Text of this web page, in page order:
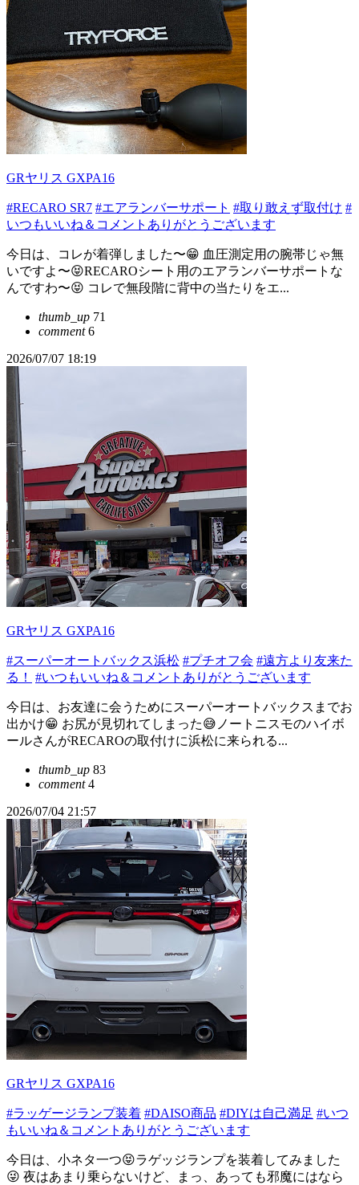
GRヤリス GXPA16
#RECARO SR7 #エアランバーサポート #取り敢えず取付け #
いつもいいね＆コメントありがとうございます
今日は、コレが着弾しました〜😁 血圧測定用の腕帯じゃ無
いですよ〜😝RECAROシート用のエアランバーサポートな
んですわ〜😝 コレで無段階に背中の当たりをエ...
thumb_up 71
comment6
2026/07/07 18:19
GRヤリス GXPA16
#スーパーオートバックス浜松 #プチオフ会 #遠方より友来た
る！
#いつもいいね＆コメントありがとうございます
今日は、お友達に会うためにスーパーオートバックスまでお
出かけ😁 お尻が見切れてしまった😅ノートニスモのハイボ
ールさんがRECAROの取付けに浜松に来られる...
thumb_up 83
comment4
2026/07/04 21:57
GRヤリス GXPA16
#ラッゲージランプ装着 #DAISO商品 #DIYは自己満足 #いつ
もいいね＆コメントありがとうございます
今日は、小ネタ一つ😝ラゲッジランプを装着してみました
😜 夜はあまり乗らないけど、まっ、あっても邪魔にはなら